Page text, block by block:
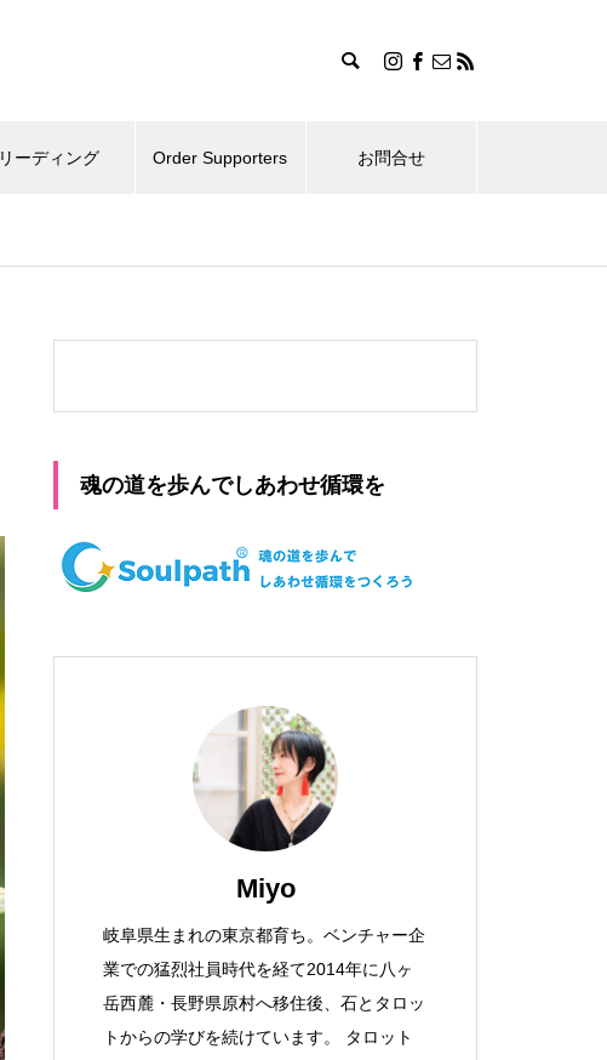
リーディング Order Supporters お問合せ
魂の道を歩んでしあわせ循環を
Miyo
岐阜県生まれの東京都育ち。ベンチャー企
業での猛烈社員時代を経て2014年に八ヶ
岳西麓・長野県原村へ移住後、石とタロッ
トからの学びを続けています。 タロット